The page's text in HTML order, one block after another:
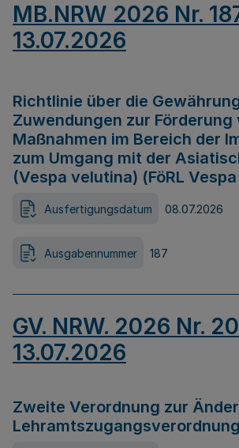
MB.NRW 2026 Nr.
13.07.2026
Richtlinie über die
Zuwendungen zur Förderung
Maßnahmen im Bereich der
zum Umgang mit der
(Vespa velutina) (FöRL
Ausfertigungsdatum 08.07.2026
Ausgabennummer 187
GV. NRW. 2026 Nr.
13.07.2026
Zweite Verordnung zur
Lehramtszugangsverordnung